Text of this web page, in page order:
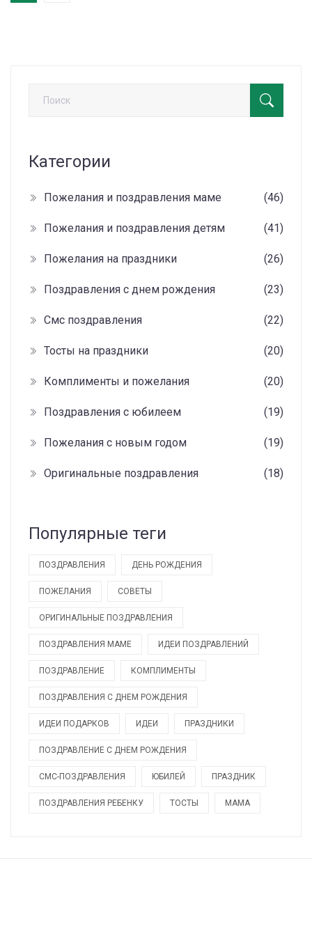
Категории
Пожелания и поздравления маме (46)
Пожелания и поздравления детям (41)
Пожелания на праздники (26)
Поздравления с днем рождения (23)
Смс поздравления (22)
Тосты на праздники (20)
Комплименты и пожелания (20)
Поздравления с юбилеем (19)
Пожелания с новым годом (19)
Оригинальные поздравления (18)
Популярные теги
ПОЗДРАВЛЕНИЯ ДЕНЬ РОЖДЕНИЯ
ПОЖЕЛАНИЯ СОВЕТЫ
ОРИГИНАЛЬНЫЕ ПОЗДРАВЛЕНИЯ
ПОЗДРАВЛЕНИЯ МАМЕ ИДЕИ ПОЗДРАВЛЕНИЙ
ПОЗДРАВЛЕНИЕ КОМПЛИМЕНТЫ
ПОЗДРАВЛЕНИЯ С ДНЕМ РОЖДЕНИЯ
ИДЕИ ПОДАРКОВ ИДЕИ ПРАЗДНИКИ
ПОЗДРАВЛЕНИЕ С ДНЕМ РОЖДЕНИЯ
СМС-ПОЗДРАВЛЕНИЯ ЮБИЛЕЙ ПРАЗДНИК
ПОЗДРАВЛЕНИЯ РЕБЕНКУ ТОСТЫ МАМА